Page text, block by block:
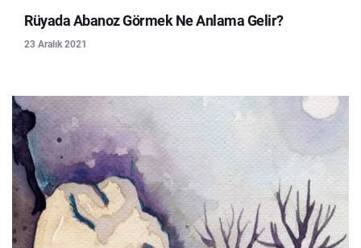
Rüyada Abanoz Görmek Ne Anlama Gelir?
23 Aralık 2021